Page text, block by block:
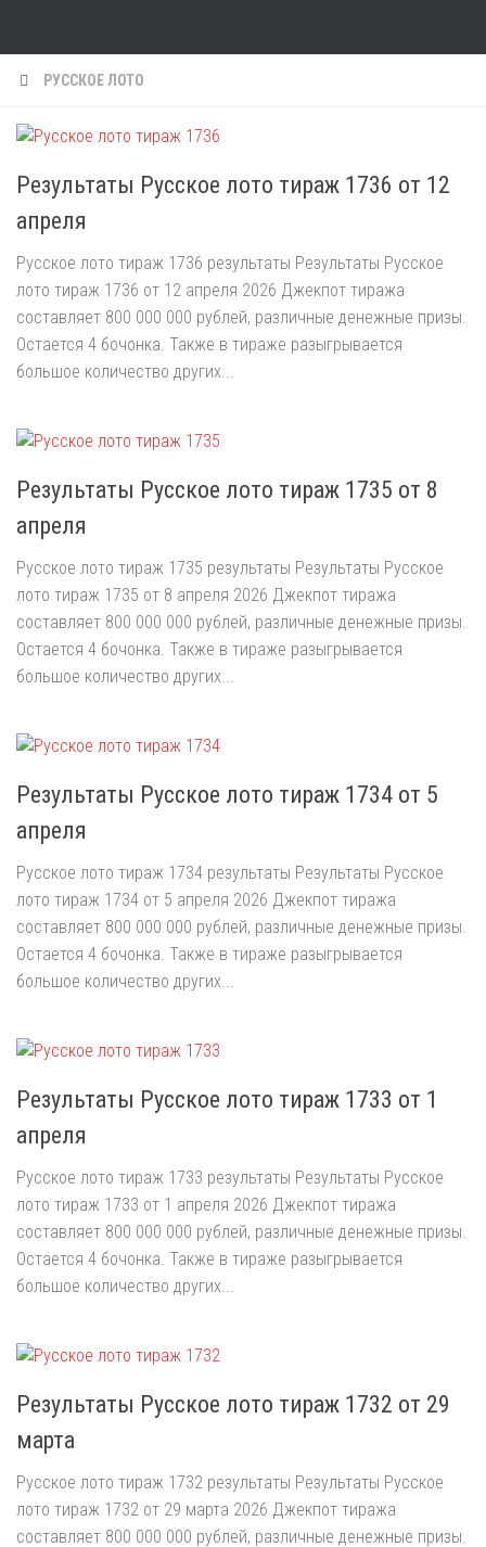
РУССКОЕ ЛОТО
Результаты Русское лото тираж 1736 от 12
апреля
Русское лото тираж 1736 результаты Результаты Русское
лото тираж 1736 от 12 апреля 2026 Джекпот тиража
составляет 800 000 000 рублей, различные денежные призы.
Остается 4 бочонка. Также в тираже разыгрывается
большое количество других...
Результаты Русское лото тираж 1735 от 8
апреля
Русское лото тираж 1735 результаты Результаты Русское
лото тираж 1735 от 8 апреля 2026 Джекпот тиража
составляет 800 000 000 рублей, различные денежные призы.
Остается 4 бочонка. Также в тираже разыгрывается
большое количество других...
Результаты Русское лото тираж 1734 от 5
апреля
Русское лото тираж 1734 результаты Результаты Русское
лото тираж 1734 от 5 апреля 2026 Джекпот тиража
составляет 800 000 000 рублей, различные денежные призы.
Остается 4 бочонка. Также в тираже разыгрывается
большое количество других...
Результаты Русское лото тираж 1733 от 1
апреля
Русское лото тираж 1733 результаты Результаты Русское
лото тираж 1733 от 1 апреля 2026 Джекпот тиража
составляет 800 000 000 рублей, различные денежные призы.
Остается 4 бочонка. Также в тираже разыгрывается
большое количество других...
Результаты Русское лото тираж 1732 от 29
марта
Русское лото тираж 1732 результаты Результаты Русское
лото тираж 1732 от 29 марта 2026 Джекпот тиража
составляет 800 000 000 рублей, различные денежные призы.